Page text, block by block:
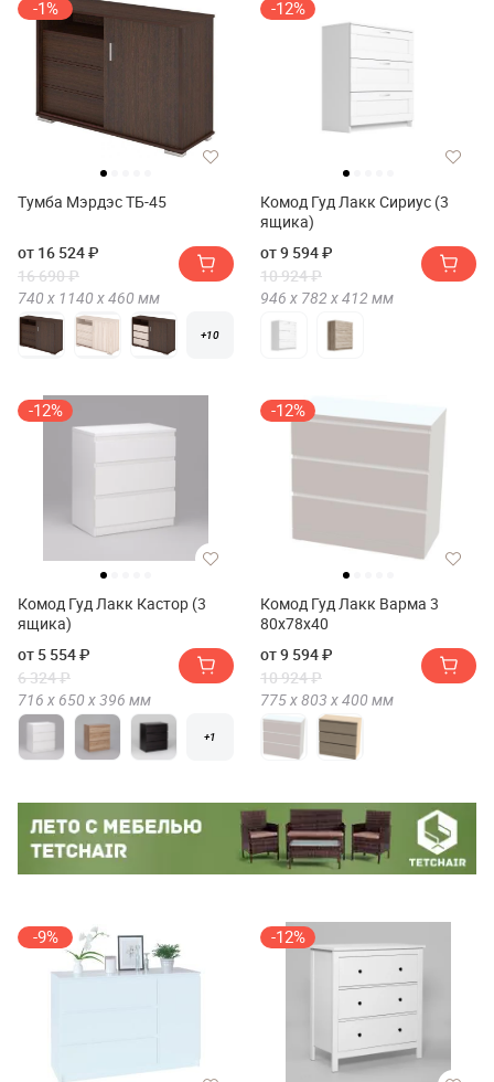
-1%
Тумба Мэрдэс ТБ-45
от 16 524 ₽
16 690 ₽
740 х 1140 х460 мм
+10
-12%
Комод Гуд Лакк Сириус (3
ящика)
от 9 594 ₽
10 924 ₽
946 х 782 х412 мм
-12%
Комод Гуд Лакк Кастор (3
ящика)
от 5 554 ₽
6 324 ₽
716 х 650 х396 мм
+1
-12%
Комод Гуд Лакк Варма 3
80х78х40
от 9 594 ₽
10 924 ₽
775 х803 х400 мм
-9% -12%